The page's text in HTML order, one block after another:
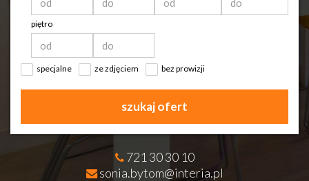
piętro
specjalne ze zdjęciem bez prowizji
szukaj ofert
721 30 30 10
sonia.bytom@interia.pl